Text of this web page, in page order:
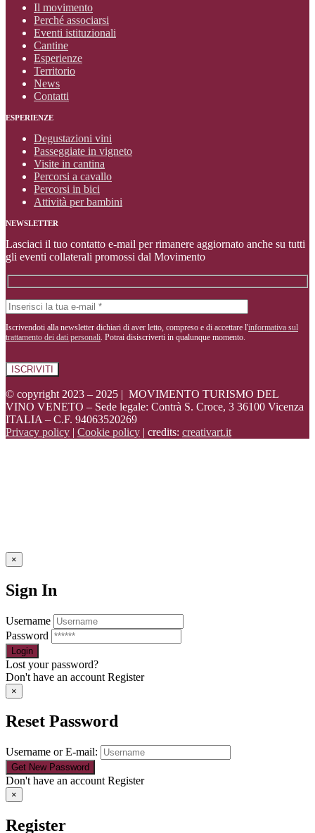
Il movimento
Perché associarsi
Eventi istituzionali
Cantine
Esperienze
Territorio
News
Contatti
ESPERIENZE
Degustazioni vini
Passeggiate in vigneto
Visite in cantina
Percorsi a cavallo
Percorsi in bici
Attività per bambini
NEWSLETTER
Lasciaci il tuo contatto e-mail per rimanere aggiornato anche su tutti
gli eventi collaterali promossi dal Movimento
Iscrivendoti alla newsletter dichiari di aver letto, compreso e di accettare l'informativa sul
trattamento dei dati personali. Potrai disiscriverti in qualunque momento.
© copyright 2023 – 2025 | MOVIMENTO TURISMO DEL
VINO VENETO – Sede legale: Contrà S. Croce, 3 36100 Vicenza
ITALIA – C.F. 94063520269
Privacy policy | Cookie policy | credits: creativart.it
×
Sign In
Username
Password
Lost your password?
Don't have an account Register
×
Reset Password
Username or E-mail:
Don't have an account Register
×
Register